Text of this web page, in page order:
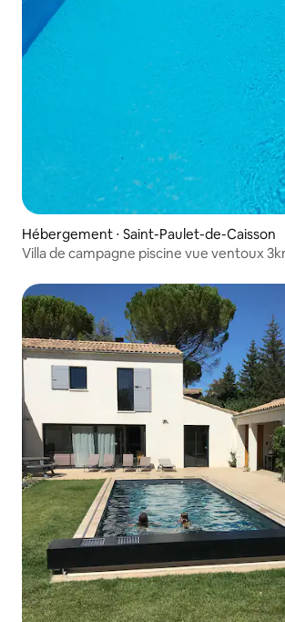
Hébergement ⋅ Saint-Paulet-de-Caisson
Villa de campagne piscine vue ventoux